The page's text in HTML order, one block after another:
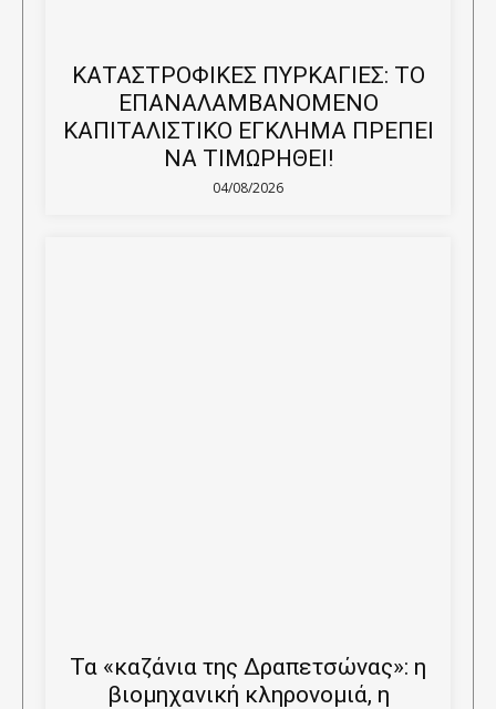
ΚΑΤΑΣΤΡΟΦΙΚΕΣ ΠΥΡΚΑΓΙΕΣ: ΤΟ
ΕΠΑΝΑΛΑΜΒΑΝΟΜΕΝΟ
ΚΑΠΙΤΑΛΙΣΤΙΚΟ ΕΓΚΛΗΜΑ ΠΡΕΠΕΙ
ΝΑ ΤΙΜΩΡΗΘΕΙ!
04/08/2026
Τα «καζάνια της Δραπετσώνας»: η
βιομηχανική κληρονομιά, η